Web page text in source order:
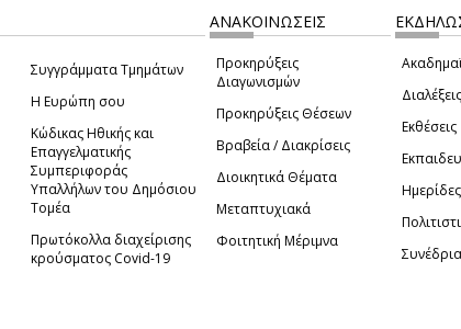
Συγγράμματα Τμημάτων
Η Ευρώπη σου
Κώδικας Ηθικής και
Επαγγελματικής
Συμπεριφοράς
Υπαλλήλων του Δημόσιου
Τομέα
Πρωτόκολλα διαχείρισης
κρούσματος Covid-19
ΑΝΑΚΟΙΝΩΣΕΙΣ
Προκηρύξεις
Διαγωνισμών
Προκηρύξεις Θέσεων
Βραβεία / Διακρίσεις
Διοικητικά Θέματα
Μεταπτυχιακά
Φοιτητική Μέριμνα
Διαλέξεις
Εκθέσεις
Ημερίδες
Συνέδρια